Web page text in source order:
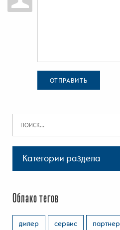
ОТПРАВИТЬ
Категории раздела
Облако тегов
дилер сервис партнер